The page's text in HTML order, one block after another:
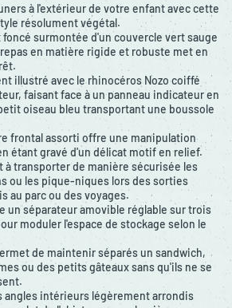
à l'extérieur de votre enfant avec cette
résolument végétal.
surmontée d'un couvercle vert sauge
en matière rigide et robuste met en
illustré avec le rhinocéros Nozo coiffé
faisant face à un panneau indicateur en
oiseau bleu transportant une boussole
frontal assorti offre une manipulation
étant gravé d'un délicat motif en relief.
à transporter de manière sécurisée les
ou les pique-niques lors des sorties
au parc ou des voyages.
un séparateur amovible réglable sur trois
moduler l'espace de stockage selon le
de maintenir séparés un sandwich,
ou des petits gâteaux sans qu'ils ne se
angles intérieurs légèrement arrondis